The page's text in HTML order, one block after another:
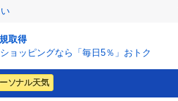
取得
ョッピングなら「毎日5％」おトク
ソナル天気